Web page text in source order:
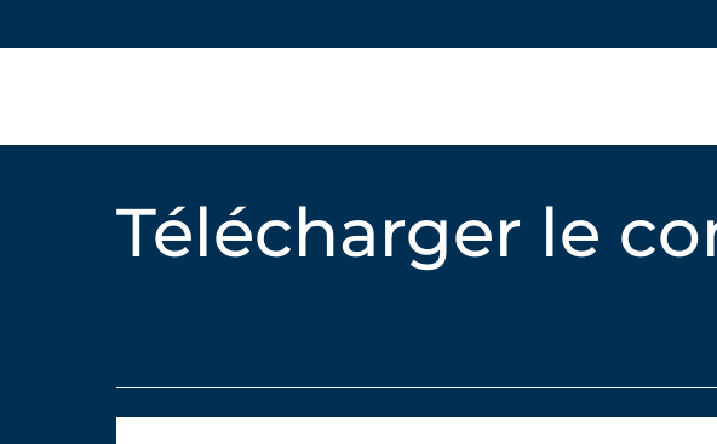
Télécharger le